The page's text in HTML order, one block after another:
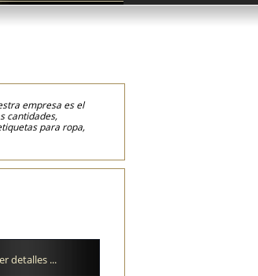
empresa es el
cantidades,
para ropa,
por ultrasonidos, lo
detalles ...